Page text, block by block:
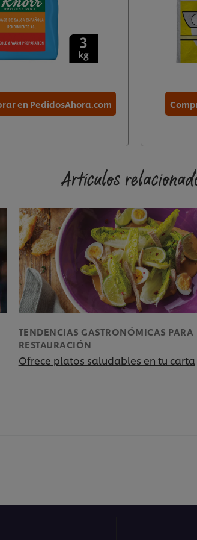
en PedidosAhora.com
Artículos
TENDENCIAS GASTRONÓMICAS PARA
RESTAURACIÓN
Ofrece platos saludables en tu carta